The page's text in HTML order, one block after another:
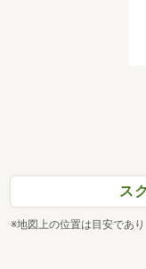
ス
※地図上の位置は目安であ